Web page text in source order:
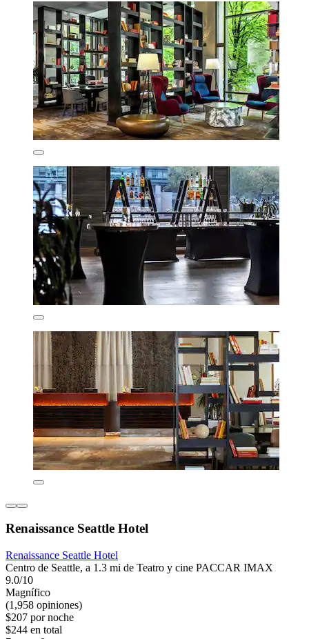
Renaissance Seattle Hotel
Renaissance Seattle Hotel
Centro de Seattle, a 1.3 mi de Teatro y cine PACCAR IMAX
9.0/10
Magnífico
(1,958 opiniones)
$207 por noche
$244 en total